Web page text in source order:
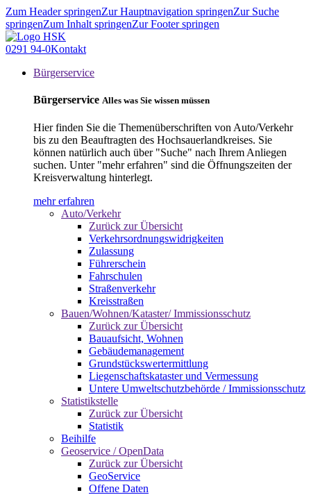
Zum Header springenZur Hauptnavigation springenZur Suche
springenZum Inhalt springenZur Footer springen
0291 94-0Kontakt
Bürgerservice
Bürgerservice Alles was Sie wissen müssen
Hier finden Sie die Themenüberschriften von Auto/Verkehr
bis zu den Beauftragten des Hochsauerlandkreises. Sie
können natürlich auch über "Suche" nach Ihrem Anliegen
suchen. Unter "mehr erfahren" sind die Öffnungszeiten der
Kreisverwaltung hinterlegt.
mehr erfahren
Auto/Verkehr
Zurück zur Übersicht
Verkehrsordnungswidrigkeiten
Zulassung
Führerschein
Fahrschulen
Straßenverkehr
Kreisstraßen
Bauen/Wohnen/Kataster/ Immissionsschutz
Zurück zur Übersicht
Bauaufsicht, Wohnen
Gebäudemanagement
Grundstückswertermittlung
Liegenschaftskataster und Vermessung
Untere Umweltschutzbehörde / Immissionsschutz
Statistikstelle
Zurück zur Übersicht
Statistik
Beihilfe
Geoservice / OpenData
Zurück zur Übersicht
GeoService
Offene Daten